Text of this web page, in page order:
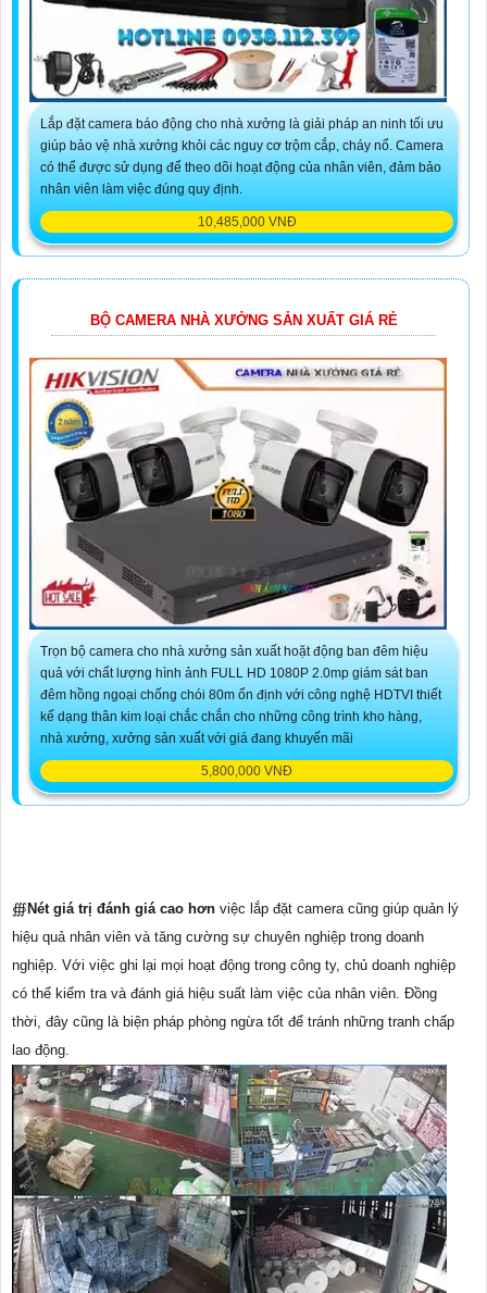
Lắp đặt camera báo động cho nhà xưởng là giải pháp an ninh tối ưu
giúp bảo vệ nhà xưởng khỏi các nguy cơ trộm cắp, cháy nổ. Camera
có thể được sử dụng để theo dõi hoạt động của nhân viên, đảm bảo
nhân viên làm việc đúng quy định.
10,485,000 VNĐ
BỘ CAMERA NHÀ XƯỞNG SẢN XUẤT GIÁ RẺ
Trọn bộ camera cho nhà xưởng sản xuất hoặt động ban đêm hiệu
quả với chất lượng hình ảnh FULL HD 1080P 2.0mp giám sát ban
đêm hồng ngoại chống chói 80m ổn định với công nghệ HDTVI thiết
kế dạng thân kim loại chắc chắn cho những công trình kho hàng,
nhà xưởng, xưởng sản xuất với giá đang khuyến mãi
5,800,000 VNĐ
∰ Nét giá trị đánh giá cao hơn việc lắp đặt camera cũng giúp quản lý
hiệu quả nhân viên và tăng cường sự chuyên nghiệp trong doanh
nghiệp. Với việc ghi lại mọi hoạt động trong công ty, chủ doanh nghiệp
có thể kiểm tra và đánh giá hiệu suất làm việc của nhân viên. Đồng
thời, đây cũng là biện pháp phòng ngừa tốt để tránh những tranh chấp
lao động.